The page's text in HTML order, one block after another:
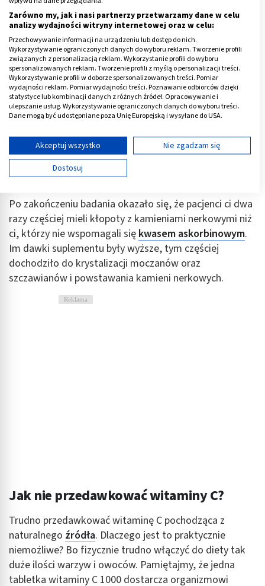
Groźniejsze skutki przedawkowania
witaminy C
Na nadmierne dawki witaminy C powinni jednak uważać
pacjenci z kamicą nerkową lub mający tendencje do
tworzenia się kamieni w układzie moczowym.
Naukowcy ze szwedzkiego Karolinska Institute przez
11 lat badali ponad 20 tys. mężczyzn, którzy codziennie
połykali 1000 mg witaminy C.
Po zakończeniu badania okazało się, że pacjenci ci dwa
razy częściej mieli kłopoty z kamieniami nerkowymi niż
ci, którzy nie wspomagali się kwasem askorbinowym.
Im dawki suplementu były wyższe, tym częściej
dochodziło do krystalizacji moczanów oraz
szczawianów i powstawania kamieni nerkowych.
Reklama
Jak nie przedawkować witaminy C?
Trudno przedawkować witaminę C pochodząca z
naturalnego źródła. Dlaczego jest to praktycznie
niemożliwe? Bo fizycznie trudno włączyć do diety tak
duże ilości warzyw i owoców. Pamiętajmy, że jedna
tabletka witaminy C 1000 dostarcza organizmowi
Zarówno my, jak i nasi partnerzy przetwarzamy dane w celu
analizy wydajności witryny internetowej oraz w celu:
Przechowywanie informacji na urządzeniu lub dostęp do nich.
Wykorzystywanie ograniczonych danych do wyboru reklam. Tworzenie profili
związanych z personalizacją reklam. Wykorzystanie profili do wyboru
spersonalizowanych reklam. Tworzenie profili z myślą o personalizacji treści.
Wykorzystywanie profili w doborze spersonalizowanych treści. Pomiar
wydajności reklam. Pomiar wydajności treści. Poznawanie odbiorców dzięki
statystyce lub kombinacji danych z różnych źródeł. Opracowywanie i
ulepszanie usług. Wykorzystywanie ograniczonych danych do wyboru treści.
Dane mogą być udostępniane poza Unię Europejską i wysyłane do USA.
Wyświetl listę partnerów (11 dostawców IAB)
Używamy Twoich danych w następujących celach:
Cele przetwarzania IAB:
dostęp do nich
Wykorzystywanie ograniczonych danych do
wyboru reklam
Tworzenie profili w celu spersonalizowanych
reklam
Wykorzystanie profili do wyboru
spersonalizowanych reklam
Wykorzystywanie ograniczonych danych do
wyboru treści
Funkcje specjalne IAB:
Użycie dokładnych danych geolokalizacyjnych
Identyfikowanie urządzeń na podstawie
aktywnie żądanych informacji
Akceptuj wszystko
Nie zgadzam się
Dostosuj